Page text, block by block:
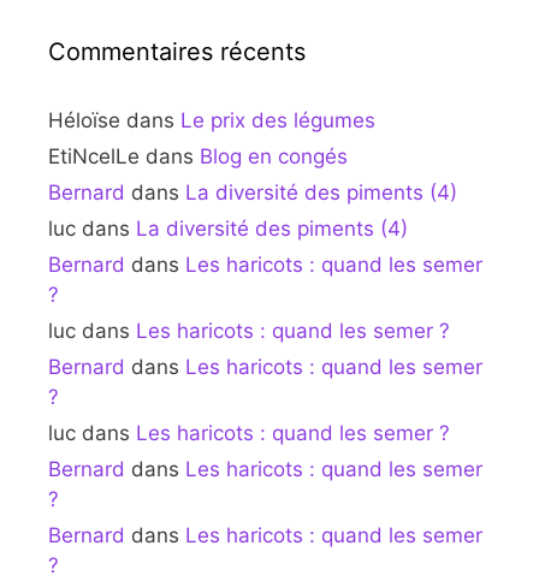
Commentaires récents
Héloïse dans Le prix des légumes
EtiNcelLe dans Blog en congés
Bernard dans La diversité des piments (4)
luc dans La diversité des piments (4)
Bernard dans Les haricots : quand les semer
?
luc dans Les haricots : quand les semer ?
Bernard dans Les haricots : quand les semer
?
luc dans Les haricots : quand les semer ?
Bernard dans Les haricots : quand les semer
?
Bernard dans Les haricots : quand les semer
?